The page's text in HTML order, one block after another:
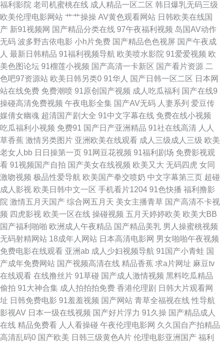
成人插入 久久婷婷国产精品 伊人成人电影 波多洁衣电影 成人18毛片精品 成
人最新在线 国产精国产精品 亚洲A17CC久 bt磁力搜索 久久撸国产视频 久久
人人欧美区狠狠 极品女神内射 波多视频 操碰在线视屏 97大香蕉热播 91成人
啪啪在线 爱豆精品 天美免费在线视频 国产操逼精品欧美 精品少妇一区二区
三区 伊人久久色精品 www..91在线 狼友yw电影在线观看 在线不卡毛片 国产
五码精品 青青艹精品 亚洲偷偷看 九一视频一区二区。 欧美日本国产精品在
线 色欲色撸东京热 AV成网址 久久综合狠狠色综合 www.91网页在线观看 色
综合国产视频 婷婷五月肏屄电影 色淫综合 人妻欧美在线一区 91巨乳 密挑视
频 天美麻豆香蕉 欧美国产另类在线 91肏比 黄色3级电影 91操操 亚洲超碰人
人在线 伦理资源站av 欧美性交一区二区 亚洲导航 激情综合五月 一区二区黄
视频 国产自91 五月天狠狠干 国产一区绝对不卡 黄色av小说网址 国产免费
99青青草 亚洲成人青草 欧美十三外性交 国产久久精品视频 日韩艳色av色网
免费看蜜桃视频 亚洲三级片网 狼人操宗和 另类激情网 蜜桃视频在线观看免
费 婷婷五月天成人网 欧美成人第一页 91视频观看网站 亚洲蜜桃承认网 四虎
福利影院 老司机蜜桃在线 成人精品一区二区 韩日爆乳无码三级
欧美伦理电影网站 艹艹操操 AV黄色观看网站 日韩欧美在线国
产 新91视频网 国产精品分类在线 97午夜福利视频 岛国AV动作
无码 波多野吉依电影 小h片免费 国产精品色色视屏 国产午夜成
人 最新日韩精品 91福利视频导航 欧美喷水影院 91爱爱视频 欧
美色图论坛 91榴莲小视频 国产高清一卡新区 国产看片资源 二
色吧97资源站 欧美日韩另类0 91华人 国产日韩一区二区 日本网
站在线免费 免费潮喷 91原创国产视频 成人吃瓜福利 国产在线9
操碰高清免费视频 午夜电影全集 国产AV无码 人妻系列 爱豆传
媒倩女幽魂 超清国产剧大全 91中文字幕在线 免费在线小视频
吃瓜福利小视频 免费91 国产日产亚洲精品 91社在线高清 人人
草香蕉 激情另类图片 亚洲欧美在线观看 成人三级成人三级 欧美
老女人bb 日日操第一页 91网豆花视频 91福利剧场 免费影视观
看 91视频国产自拍 国产美女在线视频 欧美又大 无码四虎 女同
激吻视频 极品性爱导航 欧美国产拳交喷奶 中文字幕第三页 超碰
成人影视 欧美日韩中文一区 手机看片1204 91色快播 福利撸影
院 激情五月天国产 综合网五月天 美女主播青草 国产高清不卡视
频 四虎影视 欧美一区在线 操碰视频 五月天婷婷欧美 欧美大BB
国产福利啪啪 欧洲成人午夜精品 国产精品美乳 男人操蜜桃视频
无码射精网站 18成年人网站 日本高清电影网 男女啪啪午夜视频
免费电影在线观看 亚洲ab 成人少妇视频导航 91国产小青蛙 国
产成年免费网站 国产视频高清在线 精品香蕉 求a片网址 麻豆tv
在线观看 在线撸丝片 91草碰 国产成人激情视频 黑料吃瓜精品
偷拍 91大神合集 成人拍拍拍免费 香港伦理剧 日韩大片观看网
址 日韩免费电影 91羞羞视频 国产网站 青草全福视在线 性导航
影视AV 日本一级在线视频 国产好片浮力 91久操 国产精品成人
在线 精品免费看 人人看操碰 午夜伦理电影网 久久国自产拍精品
高清乱码0 国产欧美 日韩三级黄色A片 伦理电影亚洲国产 福利